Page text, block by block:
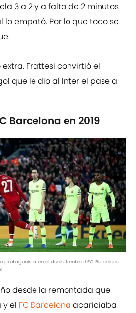
3 a 2 y a falta de 2 minutos
lo empató. Por lo que todo se
Frattesi convirtió el
que le dio al Inter el pase a
Barcelona en 2019
protagonista en el duelo frente al FC Barcelona
desde la remontada que
y el FC Barcelona acariciaba